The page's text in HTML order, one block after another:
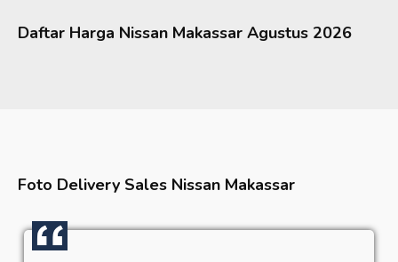
Daftar Harga Nissan Makassar Agustus 2026
Foto Delivery Sales Nissan Makassar